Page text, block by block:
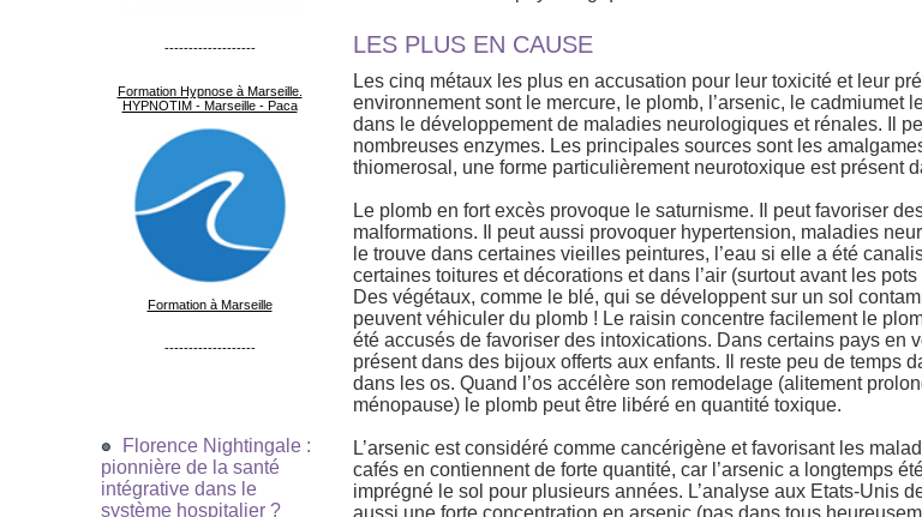
-------------------
Formation Hypnose à Marseille.
HYPNOTIM - Marseille - Paca
Formation à Marseille
-------------------
Florence Nightingale :
pionnière de la santé
intégrative dans le
système hospitalier ?
LES PLUS EN CAUSE
Les cinq métaux les plus en accusation pour leur toxicité et leur
environnement sont le mercure, le plomb, l’arsenic, le cadmiumet
dans le développement de maladies neurologiques et rénales. Il
nombreuses enzymes. Les principales sources sont les
thiomerosal, une forme particulièrement neurotoxique est présent
Le plomb en fort excès provoque le saturnisme. Il peut favoriser
malformations. Il peut aussi provoquer hypertension, maladies
le trouve dans certaines vieilles peintures, l’eau si elle a été
certaines toitures et décorations et dans l’air (surtout avant les
Des végétaux, comme le blé, qui se développent sur un sol
peuvent véhiculer du plomb ! Le raisin concentre facilement le
été accusés de favoriser des intoxications. Dans certains pays en
présent dans des bijoux offerts aux enfants. Il reste peu de temps
dans les os. Quand l’os accélère son remodelage (alitement
ménopause) le plomb peut être libéré en quantité toxique.
L’arsenic est considéré comme cancérigène et favorisant les
cafés en contiennent de forte quantité, car l’arsenic a longtemps
imprégné le sol pour plusieurs années. L’analyse aux Etats-Unis
aussi une forte concentration en arsenic (pas dans tous